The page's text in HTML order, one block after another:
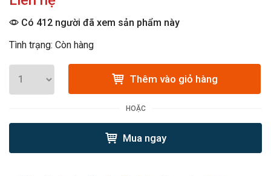
Có 412 người đã xem sản phẩm này
Tình trạng: Còn hàng
Thêm vào giỏ hàng
HOẶC
Mua ngay